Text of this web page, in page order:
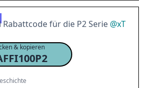
für die P2 Serie @xT
& kopieren